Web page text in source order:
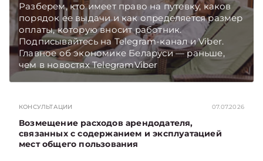
Разберем, кто имеет право на путевку, каков
порядок ее выдачи и как определяется размер
оплаты, которую вносит работник.
Подписывайтесь на Telegram‑канал и Viber.
Главное об экономике Беларуси — раньше,
чем в новостях TelegramViber
КОНСУЛЬТАЦИИ 07.07.2026
Возмещение расходов арендодателя,
связанных с содержанием и эксплуатацией
мест общего пользования